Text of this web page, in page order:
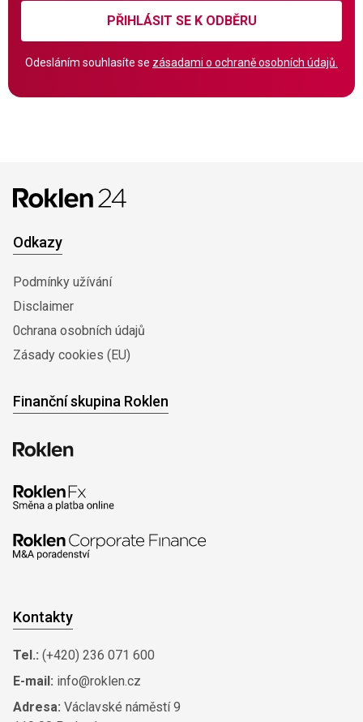
PŘIHLÁSIT SE K ODBĚRU
Odesláním souhlasíte se zásadami o ochraně osobních údajů.
Odkazy
Podmínky užívání
Disclaimer
0chrana osobních údajů
Zásady cookies (EU)
Finanční skupina Roklen
Kontakty
Tel.: (+420) 236 071 600
E-mail: info@roklen.cz
Adresa: Václavské náměstí 9